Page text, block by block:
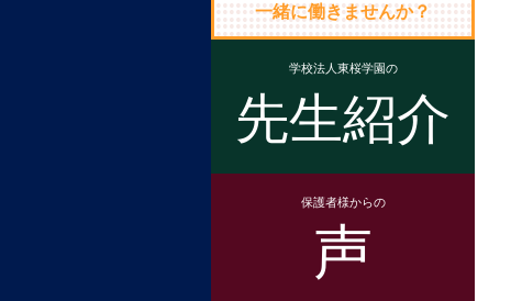
一緒に働きませんか？
学校法人東桜学園の
先生紹介
保護者様からの
声